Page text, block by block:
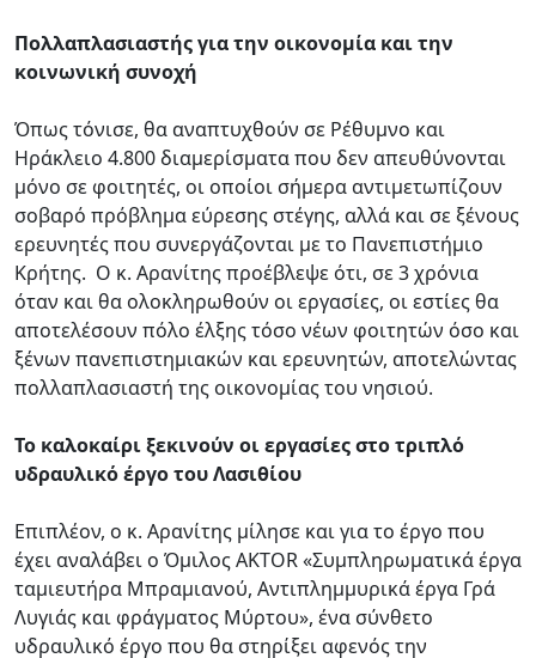
Πολλαπλασιαστής για την οικονομία και την
κοινωνική συνοχή
Όπως τόνισε, θα αναπτυχθούν σε Ρέθυμνο και
Ηράκλειο 4.800 διαμερίσματα που δεν απευθύνονται
μόνο σε φοιτητές, οι οποίοι σήμερα αντιμετωπίζουν
σοβαρό πρόβλημα εύρεσης στέγης, αλλά και σε ξένους
ερευνητές που συνεργάζονται με το Πανεπιστήμιο
Κρήτης. Ο κ. Αρανίτης προέβλεψε ότι, σε 3 χρόνια
όταν και θα ολοκληρωθούν οι εργασίες, οι εστίες θα
αποτελέσουν πόλο έλξης τόσο νέων φοιτητών όσο και
ξένων πανεπιστημιακών και ερευνητών, αποτελώντας
πολλαπλασιαστή της οικονομίας του νησιού.
Το καλοκαίρι ξεκινούν οι εργασίες στο τριπλό
υδραυλικό έργο του Λασιθίου
Επιπλέον, ο κ. Αρανίτης μίλησε και για το έργο που
έχει αναλάβει ο Όμιλος AKTOR «Συμπληρωματικά έργα
ταμιευτήρα Μπραμιανού, Αντιπλημμυρικά έργα Γρά
Λυγιάς και φράγματος Μύρτου», ένα σύνθετο
υδραυλικό έργο που θα στηρίξει αφενός την